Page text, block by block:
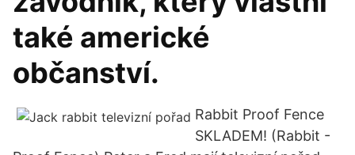
také americké
občanství.
Rabbit Proof Fence
SKLADEM! (Rabbit -